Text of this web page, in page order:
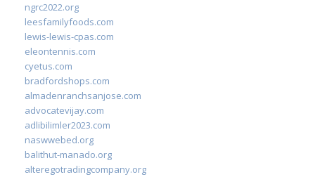
ngrc2022.org
leesfamilyfoods.com
lewis-lewis-cpas.com
eleontennis.com
cyetus.com
bradfordshops.com
almadenranchsanjose.com
advocatevijay.com
adlibilimler2023.com
naswwebed.org
balithut-manado.org
alteregotradingcompany.org